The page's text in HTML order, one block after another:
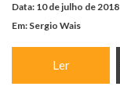
Data: 10 de julho de 2018
Em: Sergio Wais
Ler